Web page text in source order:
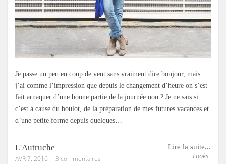
Je passe un peu en coup de vent sans vraiment dire bonjour, mais
j’ai comme l’impression que depuis le changement d’heure on s’est
fait arnaquer d’une bonne partie de la journée non ? Je ne sais si
c’est à cause du boulot, de la préparation de mes futures vacances et
d’une petite forme depuis quelques…
Lire la suite...
Looks
L'Autruche
AVR 7, 2016 3 commentaires